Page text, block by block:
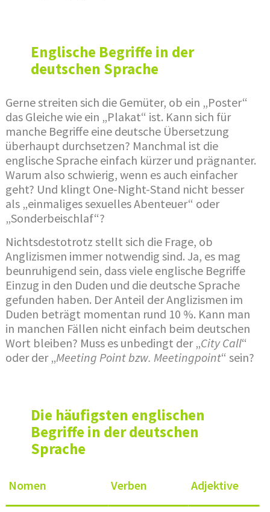
Englische Begriffe in der
deutschen Sprache
Gerne streiten sich die Gemüter, ob ein „Poster“
das Gleiche wie ein „Plakat“ ist. Kann sich für
manche Begriffe eine deutsche Übersetzung
überhaupt durchsetzen? Manchmal ist die
englische Sprache einfach kürzer und prägnanter.
Warum also schwierig, wenn es auch einfacher
geht? Und klingt One-Night-Stand nicht besser
als „einmaliges sexuelles Abenteuer“ oder
„Sonderbeischlaf“?
Nichtsdestotrotz stellt sich die Frage, ob
Anglizismen immer notwendig sind. Ja, es mag
beunruhigend sein, dass viele englische Begriffe
Einzug in den Duden und die deutsche Sprache
gefunden haben. Der Anteil der Anglizismen im
Duden beträgt momentan rund 10 %. Kann man
in manchen Fällen nicht einfach beim deutschen
Wort bleiben? Muss es unbedingt der „City Call“
oder der „Meeting Point bzw. Meetingpoint“ sein?
Die häufigsten englischen
Begriffe in der deutschen
Sprache
Nomen Verben Adjektive